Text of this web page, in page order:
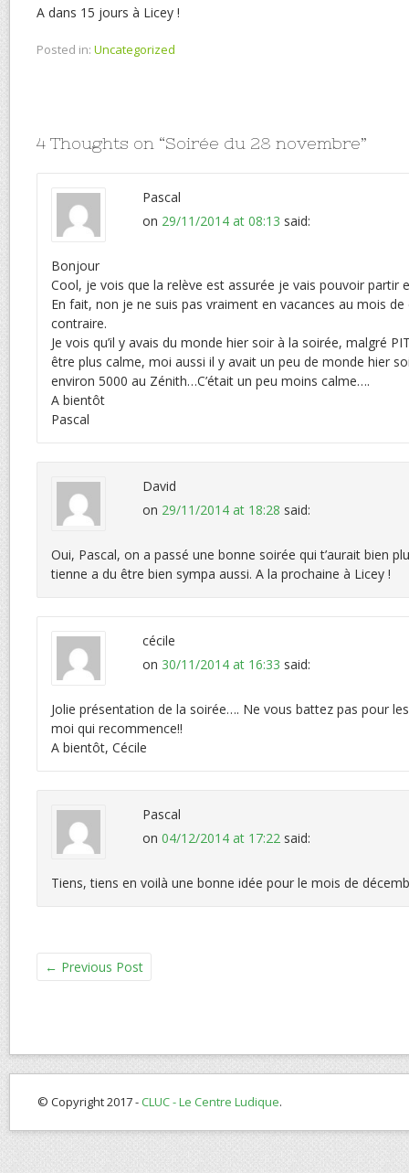
A dans 15 jours à Licey !
Posted in: Uncategorized
4 Thoughts on “Soirée du 28 novembre”
Pascal
on 29/11/2014 at 08:13 said:
Bonjour
Cool, je vois que la relève est assurée je vais pouvoir partir
En fait, non je ne suis pas vraiment en vacances au mois
contraire.
Je vois qu’il y avais du monde hier soir à la soirée, malgré
être plus calme, moi aussi il y avait un peu de monde hier
environ 5000 au Zénith…C’était un peu moins calme….
A bientôt
Pascal
David
on 29/11/2014 at 18:28 said:
Oui, Pascal, on a passé une bonne soirée qui t’aurait bien
tienne a du être bien sympa aussi. A la prochaine à Licey !
cécile
on 30/11/2014 at 16:33 said:
Jolie présentation de la soirée…. Ne vous battez pas pour
moi qui recommence!!
A bientôt, Cécile
Pascal
on 04/12/2014 at 17:22 said:
Tiens, tiens en voilà une bonne idée pour le mois de
← Previous Post
© Copyright 2017 -CLUC - Le Centre Ludique.